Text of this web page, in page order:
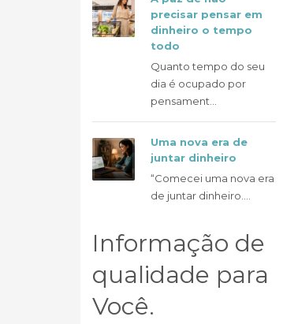
precisar pensar em
dinheiro o tempo
todo
Quanto tempo do seu
dia é ocupado por
pensament...
Uma nova era de
juntar dinheiro
“Comecei uma nova era
de juntar dinheiro....
Informação de
qualidade para
Você.